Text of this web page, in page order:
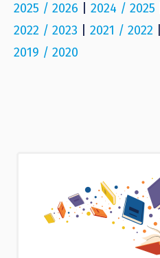
2025 / 2026 2024 / 2025
2022 / 2023
2021 / 2022
2019 / 2020